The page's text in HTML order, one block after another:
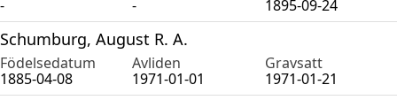
-
- 1895-09-24
Schumburg, August R. A.
Födelsedatum Avliden
Gravsatt
1885-04-08
1971-01-01 1971-01-21